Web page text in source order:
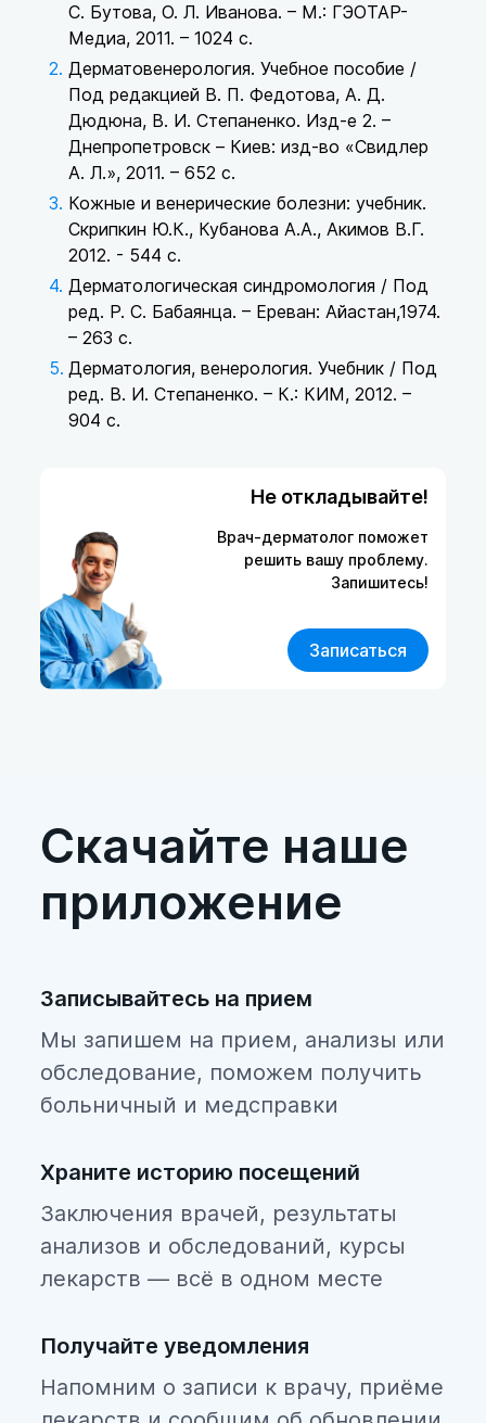
С. Бутова, О. Л. Иванова. – М.: ГЭОТАР-
Медиа, 2011. – 1024 с.
Дерматовенерология. Учебное пособие /
Под редакцией В. П. Федотова, А. Д.
Дюдюна, В. И. Степаненко. Изд-е 2. –
Днепропетровск – Киев: изд-во «Свидлер
А. Л.», 2011. – 652 с.
Кожные и венерические болезни: учебник.
Скрипкин Ю.К., Кубанова А.А., Акимов В.Г.
2012. - 544 с.
Дерматологическая синдромология / Под
ред. Р. С. Бабаянца. – Ереван: Айастан,1974.
– 263 с.
Дерматология, венерология. Учебник / Под
ред. В. И. Степаненко. – К.: КИМ, 2012. –
904 с.
Не откладывайте!
Врач-дерматолог поможет
решить вашу проблему.
Запишитесь!
Записаться
Скачайте наше
приложение
Записывайтесь на прием
Мы запишем на прием, анализы или
обследование, поможем получить
больничный и медсправки
Храните историю посещений
Заключения врачей, результаты
анализов и обследований, курсы
лекарств — всё в одном месте
Получайте уведомления
Напомним о записи к врачу, приёме